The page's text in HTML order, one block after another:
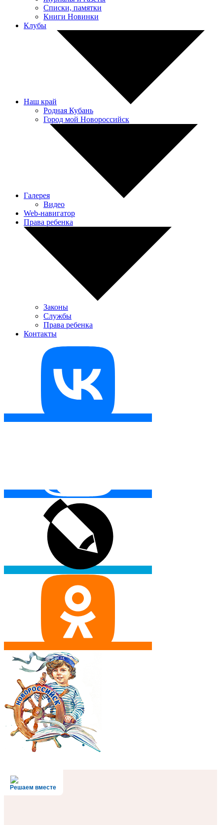
Списки, памятки
Книги Новинки
Клубы
Наш край
Родная Кубань
Город мой Новороссийск
Галерея
Видео
Web-навигатор
Права ребенка
Законы
Службы
Права ребенка
Контакты
Решаем вместе